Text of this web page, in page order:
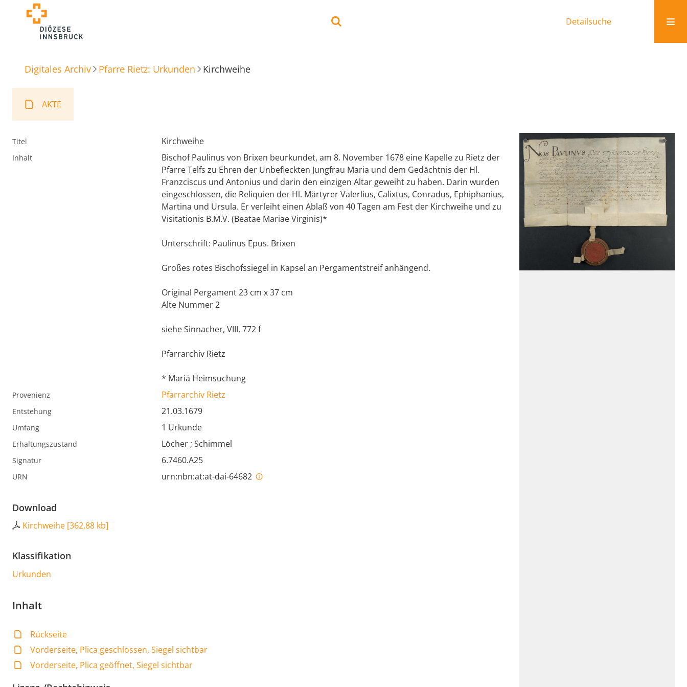
Detailsuche
Digitales Archiv Pfarre Rietz: Urkunden Kirchweihe
AKTE
Titel Kirchweihe
Inhalt
Bischof Paulinus von Brixen beurkundet, am 8. November 1678 eine Kapelle zu Rietz der
Pfarre Telfs zu Ehren der Unbefleckten Jungfrau Maria und dem Gedächtnis der Hl.
Franzciscus und Antonius und darin den einzigen Altar geweiht zu haben. Darin wurden
eingeschlossen, die Reliquien der Hl. Märtyrer Valerlius, Calixtus, Conradus, Ephiphanius,
Martina und Ursula. Er verleiht einen Ablaß von 40 Tagen am Fest der Kirchweihe und zu
Visitationis B.M.V. (Beatae Mariae Virginis)*
Unterschrift: Paulinus Epus. Brixen
Großes rotes Bischofssiegel in Kapsel an Pergamentstreif anhängend.
Original Pergament 23 cm x 37 cm
Alte Nummer 2
siehe Sinnacher, VIII, 772 f
Pfarrarchiv Rietz
* Mariä Heimsuchung
Provenienz Pfarrarchiv Rietz
Entstehung 21.03.1679
Umfang 1 Urkunde
Erhaltungszustand Löcher ; Schimmel
Signatur 6.7460.A25
URN urn:nbn:at:at-dai-64682
Download
Kirchweihe [362,88 kb]
Klassifikation
Urkunden
Inhalt
Rückseite
Vorderseite, Plica geschlossen, Siegel sichtbar
Vorderseite, Plica geöffnet, Siegel sichtbar